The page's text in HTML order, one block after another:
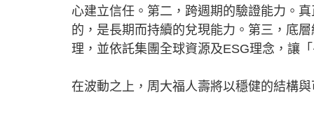
心建立信任。第二，跨週期的驗證能力。
的，是長期而持續的兌現能力。第三，底
理，並依託集團全球資源及ESG理念，讓
在波動之上，周大福人壽將以穩健的結構